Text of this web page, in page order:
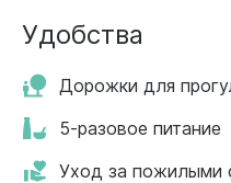
Удобства
Дорожки для
5-разовое питание
Уход за пожилыми